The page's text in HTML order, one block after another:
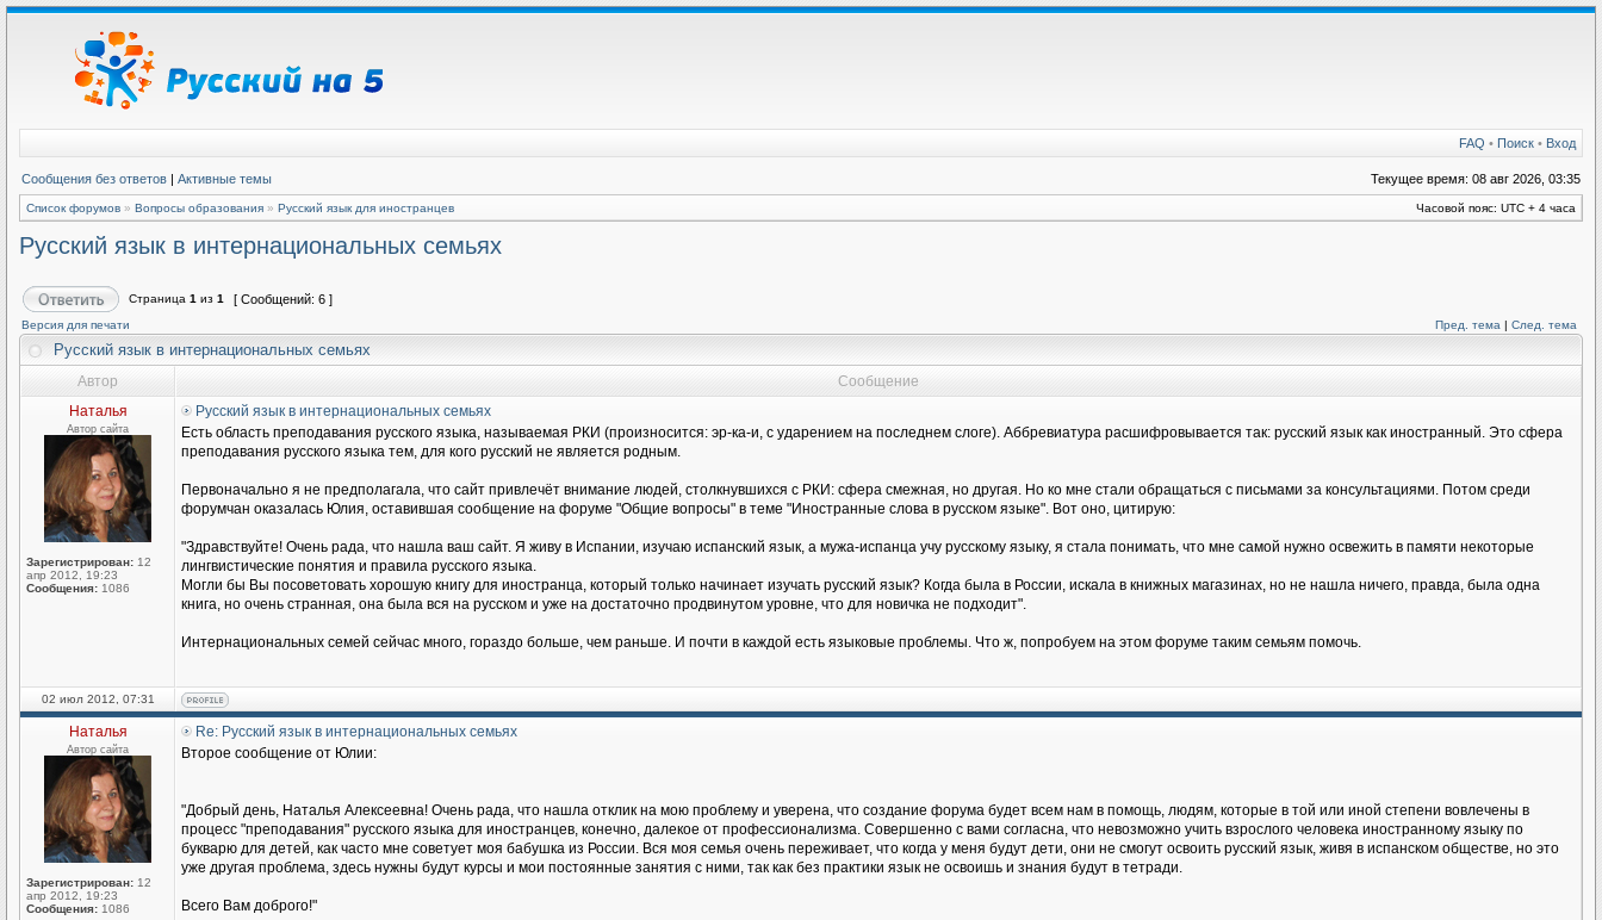
FAQ • Поиск • Вход
Сообщения без ответов | Активные темы Текущее время: 08 авг 2026, 03:35
Список форумов » Вопросы образования » Русский язык для иностранцев Часовой пояс: UTC + 4 часа
Русский язык в интернациональных семьях
Страница 1 из 1 [ Сообщений: 6 ]
Версия для печати Пред. тема | След. тема
Русский язык в интернациональных семьях
Автор
Сообщение
Наталья
Автор сайта
Зарегистрирован: 12
апр 2012, 19:23
Сообщения: 1086
Русский язык в интернациональных семьях
Есть область преподавания русского языка, называемая РКИ (произносится: эр-ка-и, с ударением на последнем слоге). Аббревиатура расшифровывается так: русский язык как иностранный. Это сфера
преподавания русского языка тем, для кого русский не является родным.
Первоначально я не предполагала, что сайт привлечёт внимание людей, столкнувшихся с РКИ: сфера смежная, но другая. Но ко мне стали обращаться с письмами за консультациями. Потом среди
форумчан оказалась Юлия, оставившая сообщение на форуме "Общие вопросы" в теме "Иностранные слова в русском языке". Вот оно, цитирую:
"Здравствуйте! Очень рада, что нашла ваш сайт. Я живу в Испании, изучаю испанский язык, а мужа-испанца учу русскому языку, я стала понимать, что мне самой нужно освежить в памяти некоторые
лингвистические понятия и правила русского языка.
Могли бы Вы посоветовать хорошую книгу для иностранца, который только начинает изучать русский язык? Когда была в России, искала в книжных магазинах, но не нашла ничего, правда, была одна
книга, но очень странная, она была вся на русском и уже на достаточно продвинутом уровне, что для новичка не подходит".
Интернациональных семей сейчас много, гораздо больше, чем раньше. И почти в каждой есть языковые проблемы. Что ж, попробуем на этом форуме таким семьям помочь.
02 июл 2012, 07:31
Наталья
Автор сайта
Зарегистрирован: 12
апр 2012, 19:23
Сообщения: 1086
Re: Русский язык в интернациональных семьях
Второе сообщение от Юлии:
"Добрый день, Наталья Алексеевна! Очень рада, что нашла отклик на мою проблему и уверена, что создание форума будет всем нам в помощь, людям, которые в той или иной степени вовлечены в
процесс "преподавания" русского языка для иностранцев, конечно, далекое от профессионализма. Совершенно с вами согласна, что невозможно учить взрослого человека иностранному языку по
букварю для детей, как часто мне советует моя бабушка из России. Вся моя семья очень переживает, что когда у меня будут дети, они не смогут освоить русский язык, живя в испанском обществе, но это
уже другая проблема, здесь нужны будут курсы и мои постоянные занятия с ними, так как без практики язык не освоишь и знания будут в тетради.
Всего Вам доброго!"